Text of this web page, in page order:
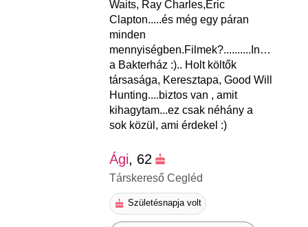
Waits, Ray Charles,Eric
Clapton.....és még egy páran
minden
mennyiségben.Filmek?..........Indul
a Bakterház :).. Holt költők
társasága, Keresztapa, Good Will
Hunting....biztos van , amit
kihagytam...ez csak néhány a
sok közül, ami érdekel :)
Ági, 62
Társkereső Cegléd
Születésnapja volt